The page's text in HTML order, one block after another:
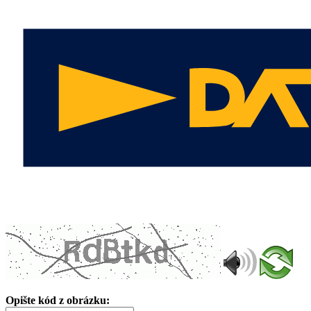
Opište kód z obrázku: